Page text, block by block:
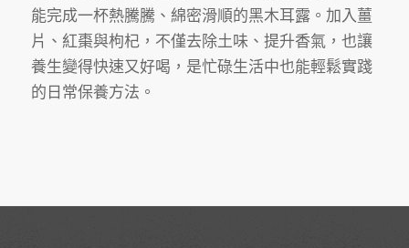
能完成一杯熱騰騰、綿密滑順的黑木耳露。加入薑
片、紅棗與枸杞，不僅去除土味、提升香氣，也讓
養生變得快速又好喝，是忙碌生活中也能輕鬆實踐
的日常保養方法。